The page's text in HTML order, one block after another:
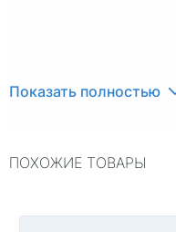
Показать полностью
ПОХОЖИЕ ТОВАРЫ